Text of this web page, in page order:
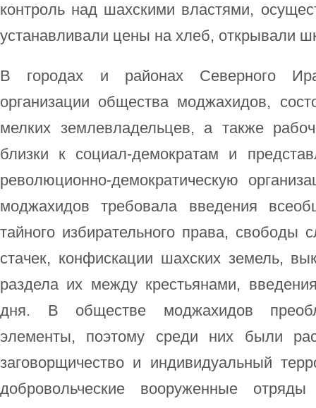
контроль над шахскими властями,
устанавливали цены на хлеб, открывали
В городах и районах Северного
организации общества моджахидов,
мелких землевладельцев, а также
близки к социал-демократам и
революционно-демократическую
моджахидов требовала введения
тайного избирательного права, свободы
стачек, конфискации шахских земель,
раздела их между крестьянами,
дня. В обществе моджахидов
элементы, поэтому среди них были
заговорщичество и индивидуальный
добровольческие вооруженные